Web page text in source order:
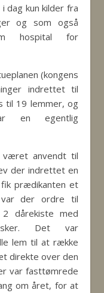
dag kun kilder fra
og som også
hospital for
(kongens
indrettet til
til 19 lemmer, og
en egentlig
anvendt til
der indrettet en
prædikanten et
der ordre til
dårekiste med
Det var
lem til at række
direkte over den
var fasttømrede
om året, for at